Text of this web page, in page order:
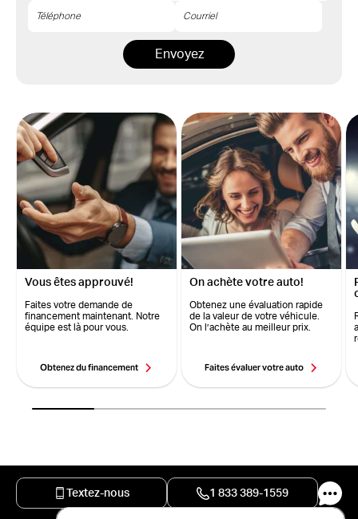
Envoyez
Vous êtes approuvé!
Faites votre demande de
financement maintenant. Notre
équipe est là pour vous.
Obtenez du financement
On achète votre auto!
Obtenez une évaluation rapide
de la valeur de votre véhicule.
On l’achète au meilleur prix.
Faites évaluer votre auto
Textez-nous 1 833 389-1559